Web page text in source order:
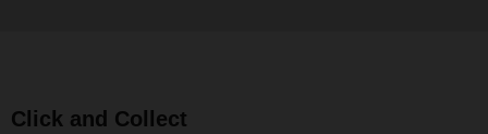
Click and Collect